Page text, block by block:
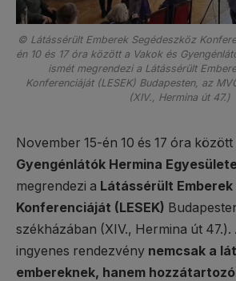
© Látássérült Emberek Segédeszköz
én 10 és 17 óra között a Vakok és
ismét megrendezi a Látássérült
Konferenciáját (LESEK) Budapesten, az
(XIV., Hermina út 47.)
November 15-én 10 és 17 óra között
Gyengénlátók Hermina
megrendezi a Látássérült Emberek
Konferenciáját (LESEK)
székházában (XIV., Hermina út 47.).
ingyenes rendezvény nemcsak a
embereknek, hanem